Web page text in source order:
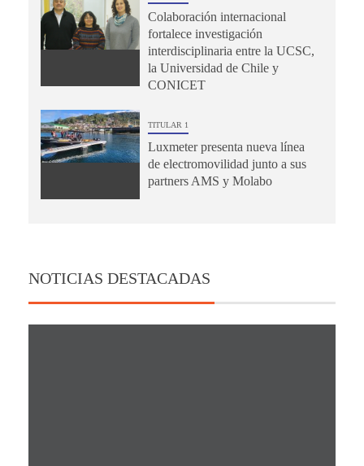
Colaboración internacional
fortalece investigación
interdisciplinaria entre la UCSC,
la Universidad de Chile y
CONICET
TITULAR 1
Luxmeter presenta nueva línea
de electromovilidad junto a sus
partners AMS y Molabo
NOTICIAS DESTACADAS